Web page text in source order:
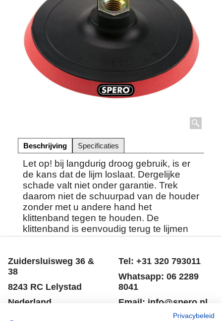
Beschrijving Specificaties
Let op! bij langdurig droog gebruik, is er
de kans dat de lijm loslaat. Dergelijke
schade valt niet onder garantie. Trek
daarom niet de schuurpad van de houder
zonder met u andere hand het
klittenband tegen te houden. De
klittenband is eenvoudig terug te lijmen
met 2 componenten lijm.
Zuidersluisweg 36 &
38
8243 RC Lelystad
Nederland
Informatie
Tel: +31 320 793011
Whatsapp: 06 2289
8041
Email: info@spero.nl
WinkelmandjePrivacybeleid